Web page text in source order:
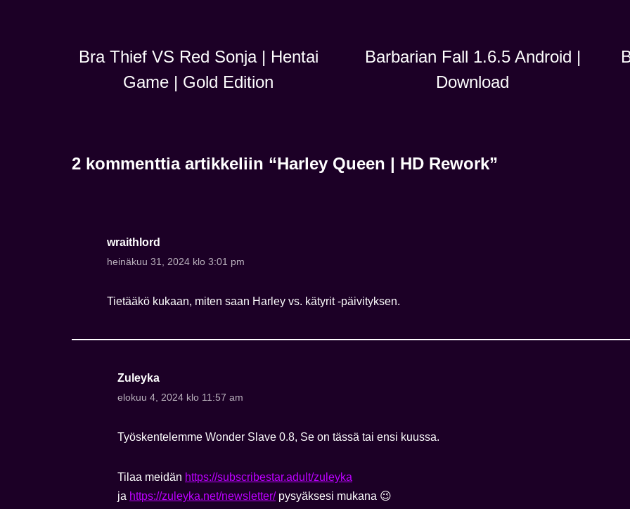
Bra Thief VS Red Sonja | Hentai
Game | Gold Edition
Barbarian Fall 1.6.5 Android |
Download
2 kommenttia artikkeliin “Harley Queen | HD Rework”
wraithlord
heinäkuu 31, 2024 klo 3:01 pm
Tietääkö kukaan, miten saan Harley vs. kätyrit -päivityksen.
Zuleyka
elokuu 4, 2024 klo 11:57 am
Työskentelemme Wonder Slave 0.8, Se on tässä tai ensi kuussa.
Tilaa meidän https://subscribestar.adult/zuleyka
ja https://zuleyka.net/newsletter/pysyäksesi mukana 😉